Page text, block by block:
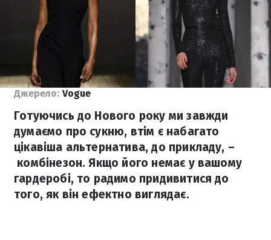
Джерело: Vogue
Готуючись до Нового року ми завжди
думаємо про сукню, втім є набагато
цікавіша альтернатива, до прикладу, –
комбінезон. Якщо його немає у вашому
гардеробі, то радимо придивитися до
того, як він ефектно виглядає.